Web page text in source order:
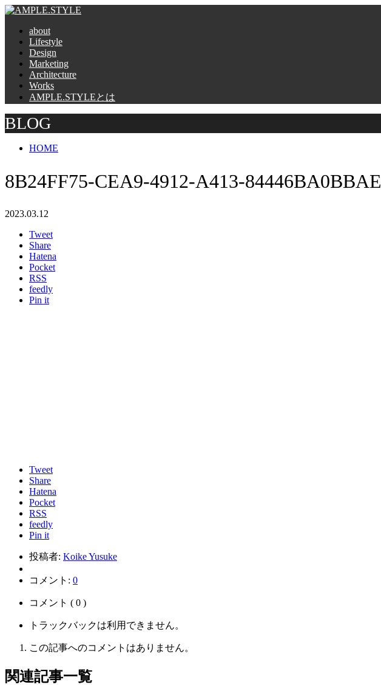
about
Lifestyle
Design
Marketing
Architecture
Works
AMPLE.STYLEとは
BLOG
HOME
8B24FF75-CEA9-4912-A413-84446BA0BBAE
2023.03.12
Tweet
Share
Hatena
Pocket
RSS
feedly
Pin it
Tweet
Share
Hatena
Pocket
RSS
feedly
Pin it
投稿者: Koike Yusuke
コメント: 0
コメント ( 0 )
トラックバックは利用できません。
この記事へのコメントはありません。
関連記事一覧